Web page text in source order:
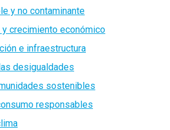
y no contaminante
y crecimiento económico
e infraestructura
desigualdades
sostenibles
responsables